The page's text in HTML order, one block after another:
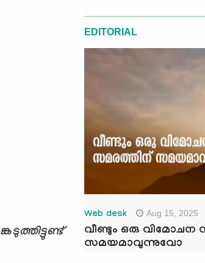
EDITORIAL
Web desk Aug 15, 2025
വീണ്ടും ഒരു വിമോചന
സമയമാവുന്നുവോ